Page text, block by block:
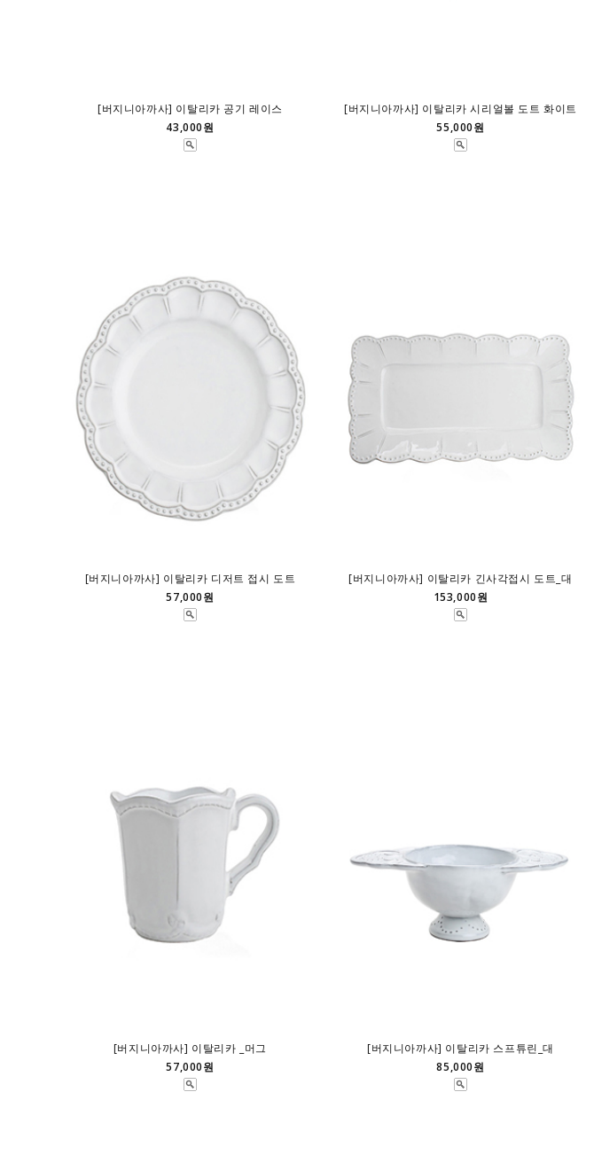
[버지니아까사] 이탈리카 공기 레이스
43,000원
[버지니아까사] 이탈리카 시리얼볼 도트 화이트
55,000원
[버지니아까사] 이탈리카 디저트 접시 도트
57,000원
[버지니아까사] 이탈리카 긴사각접시 도트_대
153,000원
[버지니아까사] 이탈리카 _머그
57,000원
[버지니아까사] 이탈리카 스프튜린_대
85,000원